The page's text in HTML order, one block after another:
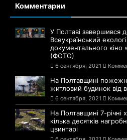
Комментарии
У Полтаві завершився
Всеукраїнський
документального кіно
(ФОТО)
6 сентября, 2021
На Полтавщині
житловий будинок від
6 сентября, 2021
На Полтавщині 7-річні
кілька десятків
цвинтарі